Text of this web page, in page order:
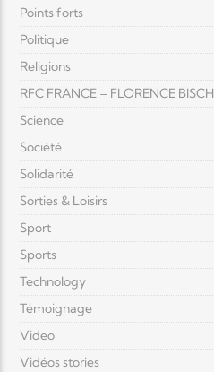
Points forts
Politique
Religions
RFC FRANCE – FLORENCE BISCH
Science
Société
Solidarité
Sorties & Loisirs
Sport
Sports
Technology
Témoignage
Video
Vidéos stories